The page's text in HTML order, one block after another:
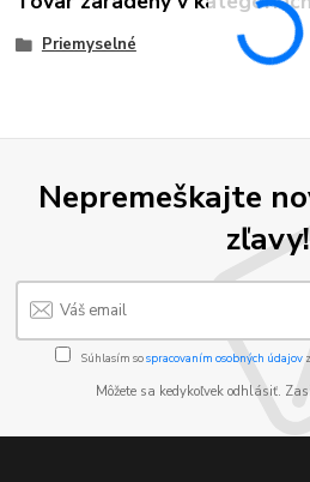
Priemyselné
Nepremeškajte
zľavy!
Súhlasím sospracovaním osobných údajov
Môžete sa kedykoľvek odhlásiť.